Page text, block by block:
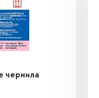
чернила